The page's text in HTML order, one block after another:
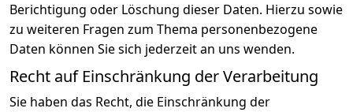
Berichtigung oder Löschung dieser Daten. Hierzu sowie
zu weiteren Fragen zum Thema personenbezogene
Daten können Sie sich jederzeit an uns wenden.
Recht auf Einschränkung der Verarbeitung
Sie haben das Recht, die Einschränkung der